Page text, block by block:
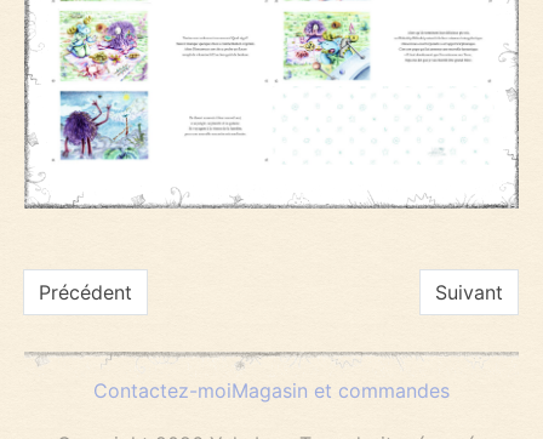
Navigation
de
l’article
Précédent Suivant
Contactez-moiMagasin et commandes